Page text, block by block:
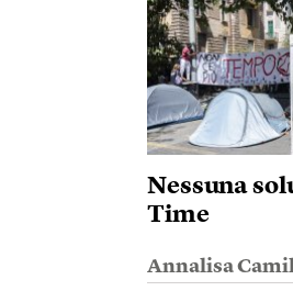
Nessuna
Time
Annalisa